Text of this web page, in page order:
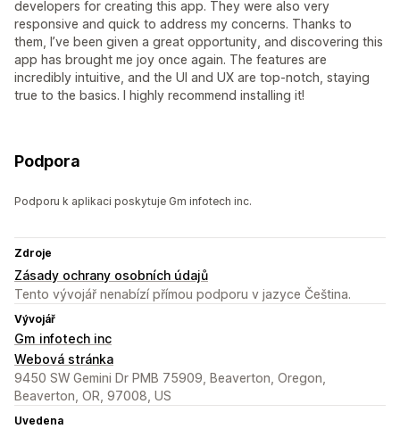
developers for creating this app. They were also very
responsive and quick to address my concerns. Thanks to
them, I’ve been given a great opportunity, and discovering this
app has brought me joy once again. The features are
incredibly intuitive, and the UI and UX are top-notch, staying
true to the basics. I highly recommend installing it!
Podpora
Podporu k aplikaci poskytuje Gm infotech inc.
Zdroje
Zásady ochrany osobních údajů
Tento vývojář nenabízí přímou podporu v jazyce Čeština.
Vývojář
Gm infotech inc
Webová stránka
9450 SW Gemini Dr PMB 75909, Beaverton, Oregon,
Beaverton, OR, 97008, US
Uvedena